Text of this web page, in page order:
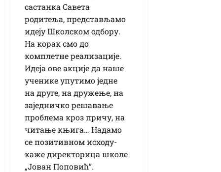
састанка Савета
родитеља, представљамо
идеју Школском одбору.
На корак смо до
комплетне реализације.
Идеја ове акције да наше
ученике упутимо једне
на друге, на дружење, на
заједничко решавање
проблема кроз причу, на
читање књига… Надамо
се позитивном исходу-
каже директорица школе
„Јован Поповић”.